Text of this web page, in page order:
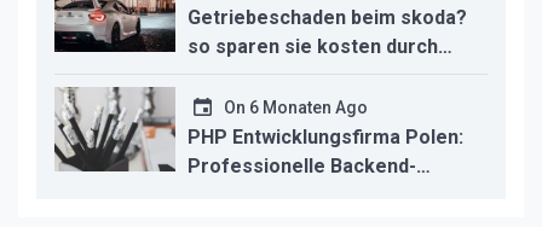
Getriebeschaden beim skoda?
so sparen sie kosten durch
professionelle instandsetzung
On 6 Monaten Ago
PHP Entwicklungsfirma Polen:
Professionelle Backend-